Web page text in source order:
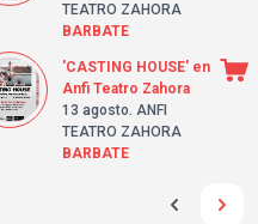
TEATRO ZAHORA
BARBATE
'CASTING HOUSE' en
Anfi Teatro Zahora
13 agosto. ANFI
TEATRO ZAHORA
BARBATE